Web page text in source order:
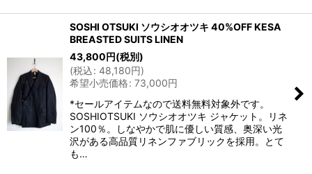
SOSHI OTSUKI ソウシオオツキ 40%OFF KESA
BREASTED SUITS LINEN
43,800円(税別)
(税込: 48,180円)
希望小売価格: 73,000円
*セールアイテムなので送料無料対象外です。
SOSHIOTSUKI ソウシオオツキ ジャケット。リネ
ン100％。しなやかで肌に優しい質感、奥深い光
沢がある高品質リネンファブリックを採用。とて
も…